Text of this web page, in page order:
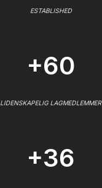
ESTABLISHED
+60
LIDENSKAPELIG LAGMEDLEMMER
+36